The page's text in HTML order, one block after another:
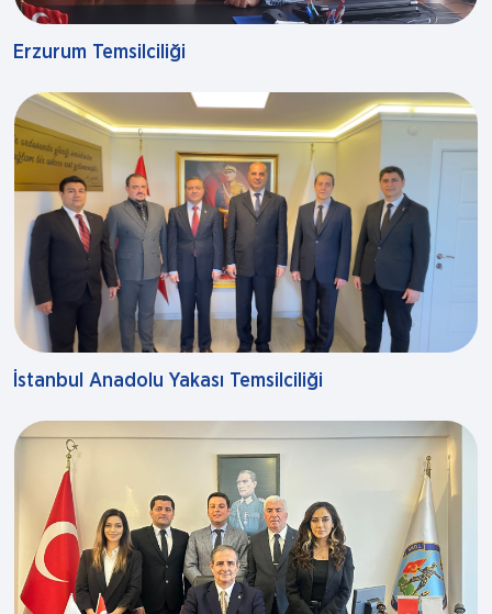
Erzurum Temsilciliği
İstanbul Anadolu Yakası Temsilciliği